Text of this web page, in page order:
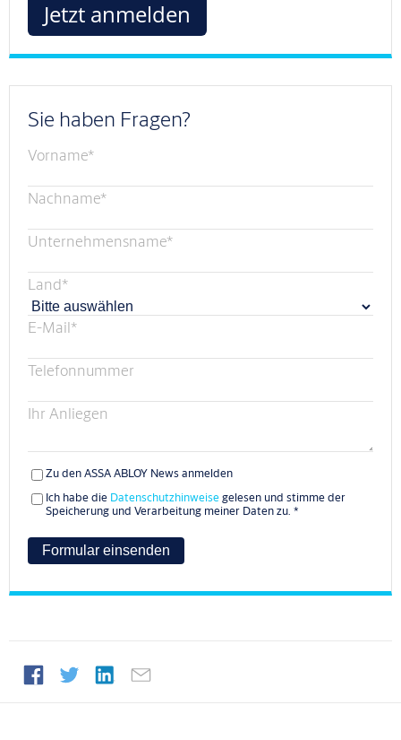
Jetzt anmelden
Sie haben Fragen?
Vorname*
Nachname*
Unternehmensname*
Land*
E-Mail*
Telefonnummer
Ihr Anliegen
Zu den ASSA ABLOY News anmelden
Ich habe die Datenschutzhinweisegelesen und stimme der
Speicherung und Verarbeitung meiner Daten zu. *